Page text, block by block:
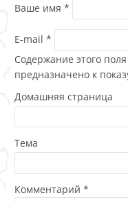
Ваше имя *
E-mail *
Содержание этого
предназначено к
Домашняя страница
Тема
Комментарий *